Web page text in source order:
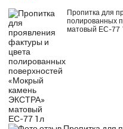
Пропитка для
полированных
матовый ЕС-77